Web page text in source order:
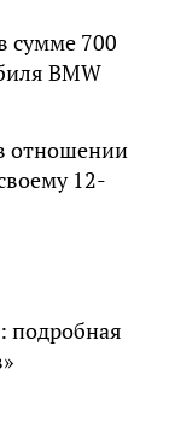
сумме 700
BMW
отношении
12-
подробная